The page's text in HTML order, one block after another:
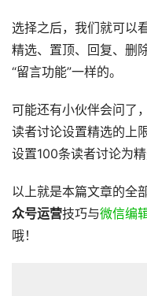
选择之后，我们就可以
精选、置顶、回复、删
“留言功能”一样的。
可能还有小伙伴会问了
读者讨论设置精选的上
设置100条读者讨论为精
以上就是本篇文章的全
众号运营技巧与微信编
哦！